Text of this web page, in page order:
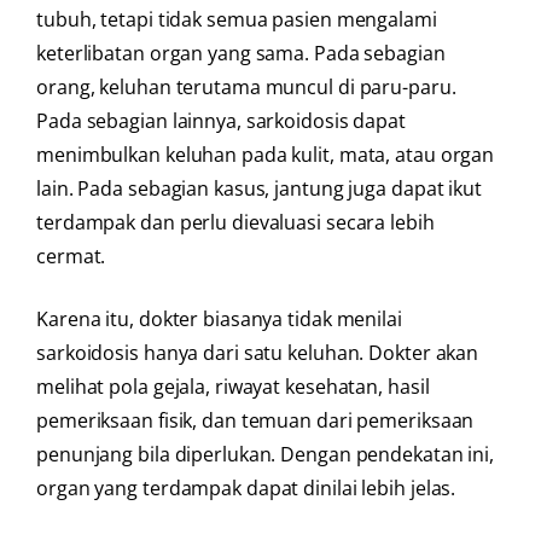
tubuh, tetapi tidak semua pasien mengalami
keterlibatan organ yang sama. Pada sebagian
orang, keluhan terutama muncul di paru-paru.
Pada sebagian lainnya, sarkoidosis dapat
menimbulkan keluhan pada kulit, mata, atau organ
lain. Pada sebagian kasus, jantung juga dapat ikut
terdampak dan perlu dievaluasi secara lebih
cermat.
Karena itu, dokter biasanya tidak menilai
sarkoidosis hanya dari satu keluhan. Dokter akan
melihat pola gejala, riwayat kesehatan, hasil
pemeriksaan fisik, dan temuan dari pemeriksaan
penunjang bila diperlukan. Dengan pendekatan ini,
organ yang terdampak dapat dinilai lebih jelas.